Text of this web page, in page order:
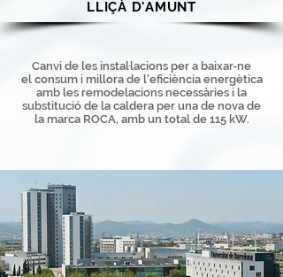
LLIÇÀ D'AMUNT
Canvi de les instal·lacions per a baixar-ne
el consum i millora de l'eficiència energètica
amb les remodelacions necessàries i la
substitució de la caldera per una de nova de
la marca ROCA, amb un total de 115 kW.